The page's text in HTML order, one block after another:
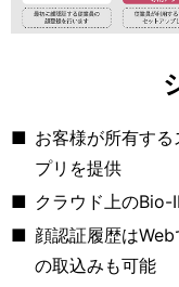
■ お客様が所有す
プリを提供
■ クラウド上の
■ 顔認証履歴は
の取込みも可能